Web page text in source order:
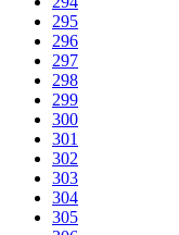
295
296
297
298
299
300
301
302
303
304
305